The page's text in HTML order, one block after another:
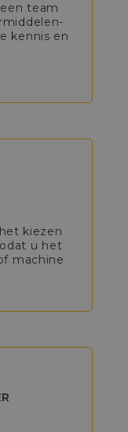
team
kennis en
kiezen
u het
machine